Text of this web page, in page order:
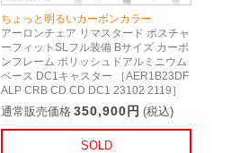
ちょっと明るいカーボンカラー
アーロンチェア リマスタード ポスチャ
ーフィットSLフル装備 Bサイズ カーボ
ンフレーム ポリッシュドアルミニウム
ベース DC1キャスター ［AER1B23DF
ALP CRB CD CD DC1 23102 2119］
通常販売価格 350,900円 (税込)
SOLD